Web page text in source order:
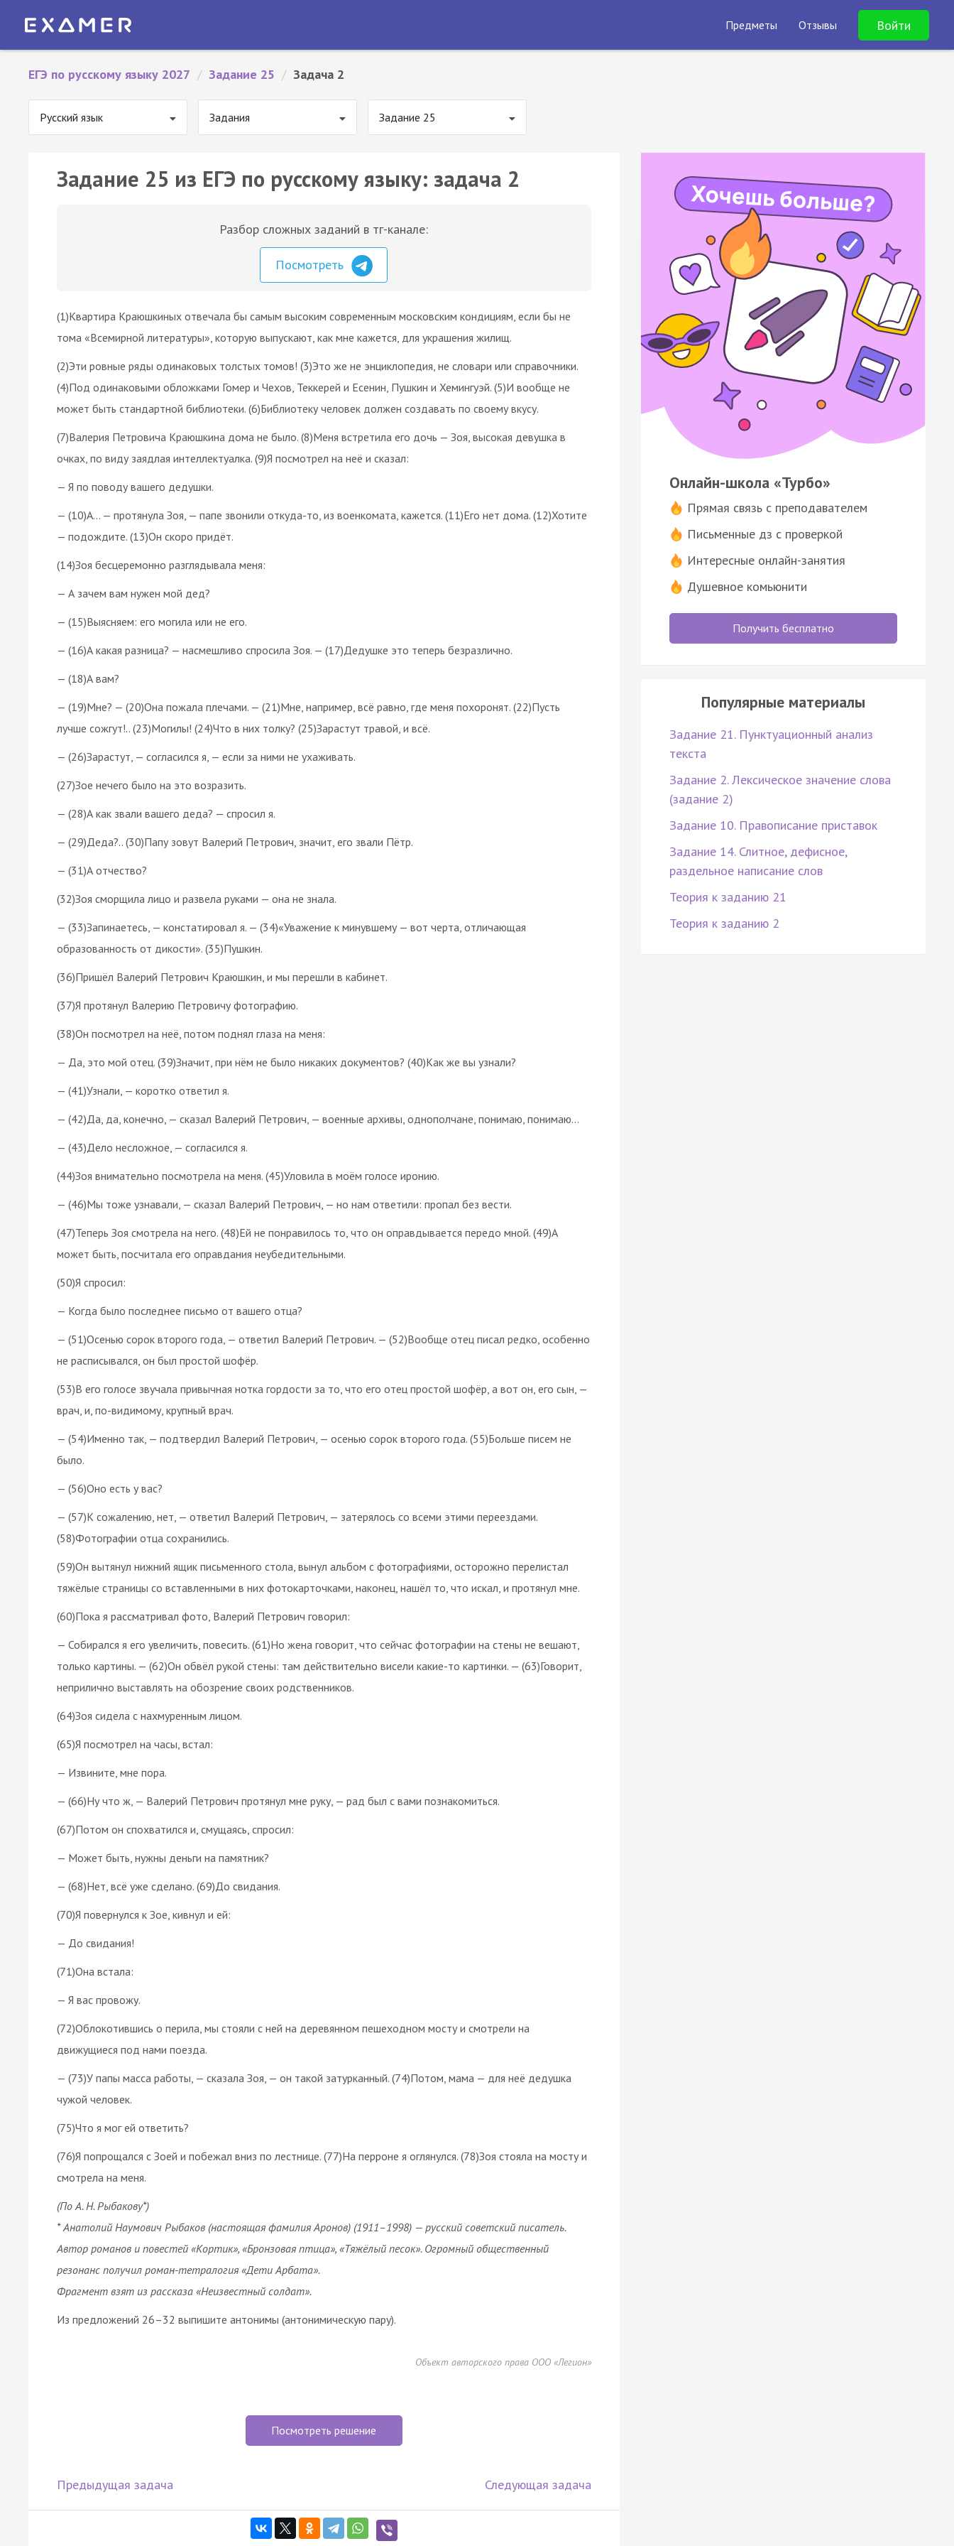
Предметы Отзывы Войти
ЕГЭ по русскому языку 2027 / Задание 25 / Задача 2
Русский язык Задания Задание 25
Задание 25 из ЕГЭ по русскому языку: задача 2
Разбор сложных заданий в тг-канале:
Посмотреть
(1)Квартира Краюшкиных отвечала бы самым высоким современным московским кондициям, если бы не
тома «Всемирной литературы», которую выпускают, как мне кажется, для украшения жилищ.
(2)Эти ровные ряды одинаковых толстых томов! (3)Это же не энциклопедия, не словари или справочники.
(4)Под одинаковыми обложками Гомер и Чехов, Теккерей и Есенин, Пушкин и Хемингуэй. (5)И вообще не
может быть стандартной библиотеки. (6)Библиотеку человек должен создавать по своему вкусу.
(7)Валерия Петровича Краюшкина дома не было. (8)Меня встретила его дочь — Зоя, высокая девушка в
очках, по виду заядлая интеллектуалка. (9)Я посмотрел на неё и сказал:
— Я по поводу вашего дедушки.
— (10)А… — протянула Зоя, — папе звонили откуда-то, из военкомата, кажется. (11)Его нет дома. (12)Хотите
— подождите. (13)Он скоро придёт.
(14)Зоя бесцеремонно разглядывала меня:
— А зачем вам нужен мой дед?
— (15)Выясняем: его могила или не его.
— (16)А какая разница? — насмешливо спросила Зоя. — (17)Дедушке это теперь безразлично.
— (18)А вам?
— (19)Мне? — (20)Она пожала плечами. — (21)Мне, например, всё равно, где меня похоронят. (22)Пусть
лучше сожгут!.. (23)Могилы! (24)Что в них толку? (25)Зарастут травой, и всё.
— (26)Зарастут, — согласился я, — если за ними не ухаживать.
(27)Зое нечего было на это возразить.
— (28)А как звали вашего деда? — спросил я.
— (29)Деда?.. (30)Папу зовут Валерий Петрович, значит, его звали Пётр.
— (31)А отчество?
(32)Зоя сморщила лицо и развела руками — она не знала.
— (33)Запинаетесь, — констатировал я. — (34)«Уважение к минувшему — вот черта, отличающая
образованность от дикости». (35)Пушкин.
(36)Пришёл Валерий Петрович Краюшкин, и мы перешли в кабинет.
(37)Я протянул Валерию Петровичу фотографию.
(38)Он посмотрел на неё, потом поднял глаза на меня:
— Да, это мой отец. (39)Значит, при нём не было никаких документов? (40)Как же вы узнали?
— (41)Узнали, — коротко ответил я.
— (42)Да, да, конечно, — сказал Валерий Петрович, — военные архивы, однополчане, понимаю, понимаю…
— (43)Дело несложное, — согласился я.
(44)Зоя внимательно посмотрела на меня. (45)Уловила в моём голосе иронию.
— (46)Мы тоже узнавали, — сказал Валерий Петрович, — но нам ответили: пропал без вести.
(47)Теперь Зоя смотрела на него. (48)Ей не понравилось то, что он оправдывается передо мной. (49)А
может быть, посчитала его оправдания неубедительными.
(50)Я спросил:
— Когда было последнее письмо от вашего отца?
— (51)Осенью сорок второго года, — ответил Валерий Петрович. — (52)Вообще отец писал редко, особенно
не расписывался, он был простой шофёр.
(53)В его голосе звучала привычная нотка гордости за то, что его отец простой шофёр, а вот он, его сын, —
врач, и, по-видимому, крупный врач.
— (54)Именно так, — подтвердил Валерий Петрович, — осенью сорок второго года. (55)Больше писем не
было.
— (56)Оно есть у вас?
— (57)К сожалению, нет, — ответил Валерий Петрович, — затерялось со всеми этими переездами.
(58)Фотографии отца сохранились.
(59)Он вытянул нижний ящик письменного стола, вынул альбом с фотографиями, осторожно перелистал
тяжёлые страницы со вставленными в них фотокарточками, наконец, нашёл то, что искал, и протянул мне.
(60)Пока я рассматривал фото, Валерий Петрович говорил:
— Собирался я его увеличить, повесить. (61)Но жена говорит, что сейчас фотографии на стены не вешают,
только картины. — (62)Он обвёл рукой стены: там действительно висели какие-то картинки. — (63)Говорит,
неприлично выставлять на обозрение своих родственников.
(64)Зоя сидела с нахмуренным лицом.
(65)Я посмотрел на часы, встал:
— Извините, мне пора.
— (66)Ну что ж, — Валерий Петрович протянул мне руку, — рад был с вами познакомиться.
(67)Потом он спохватился и, смущаясь, спросил:
— Может быть, нужны деньги на памятник?
— (68)Нет, всё уже сделано. (69)До свидания.
(70)Я повернулся к Зое, кивнул и ей:
— До свидания!
(71)Она встала:
— Я вас провожу.
(72)Облокотившись о перила, мы стояли с ней на деревянном пешеходном мосту и смотрели на
движущиеся под нами поезда.
— (73)У папы масса работы, — сказала Зоя, — он такой затурканный. (74)Потом, мама — для неё дедушка
чужой человек.
(75)Что я мог ей ответить?
(76)Я попрощался с Зоей и побежал вниз по лестнице. (77)На перроне я оглянулся. (78)Зоя стояла на мосту и
смотрела на меня.
(По А. Н. Рыбакову*)
* Анатолий Наумович Рыбаков (настоящая фамилия Аронов) (1911–1998) — русский советский писатель.
Автор романов и повестей «Кортик», «Бронзовая птица», «Тяжёлый песок». Огромный общественный
резонанс получил роман-тетралогия «Дети Арбата».
Фрагмент взят из рассказа «Неизвестный солдат».
Из предложений 26–32 выпишите антонимы (антонимическую пару).
Объект авторского права ООО «Легион»
Посмотреть решение
Предыдущая задача Следующая задача
Онлайн-школа «Турбо»
Прямая связь с преподавателем
Письменные дз с проверкой
Интересные онлайн-занятия
Душевное комьюнити
Получить бесплатно
Популярные материалы
Задание 21. Пунктуационный анализ
текста
Задание 2. Лексическое значение слова
(задание 2)
Задание 10. Правописание приставок
Задание 14. Слитное, дефисное,
раздельное написание слов
Теория к заданию 21
Теория к заданию 2